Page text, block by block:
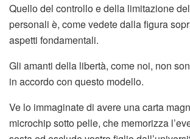
Quello del controllo e della limitazione
personali è, come vedete dalla figura
aspetti fondamentali.
Gli amanti della libertà, come noi, non
in accordo con questo modello.
Ve lo immaginate di avere una carta
microchip sotto pelle, che memorizza